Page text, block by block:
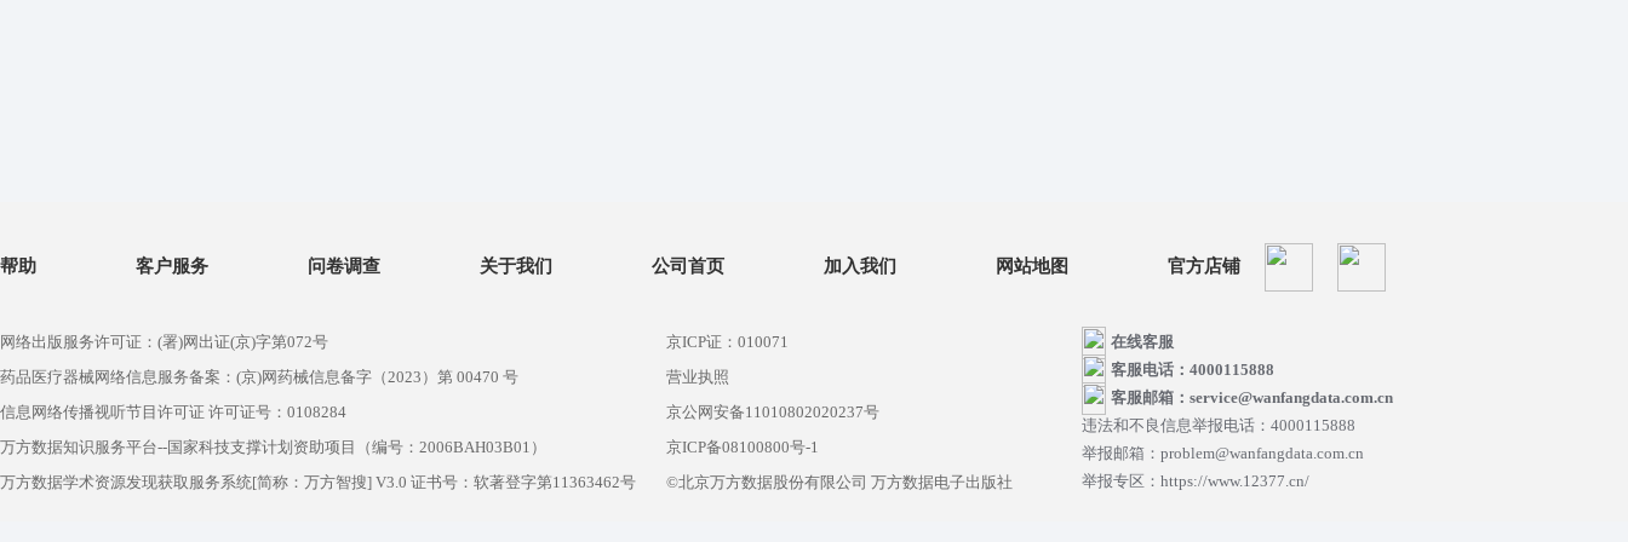
帮助 客户服务 问卷调查 关于我们 公司首页 加入我们 网站地图 官方店铺
网络出版服务许可证：(署)网出证(京)字第072号
药品医疗器械网络信息服务备案：(京)网药械信息备字（2023）第 00470 号
信息网络传播视听节目许可证 许可证号：0108284
万方数据知识服务平台--国家科技支撑计划资助项目（编号：2006BAH03B01）
万方数据学术资源发现获取服务系统[简称：万方智搜] V3.0 证书号：软著登字第11363462号
京ICP证：010071
营业执照
京公网安备11010802020237号
京ICP备08100800号-1
©北京万方数据股份有限公司 万方数据电子出版社
在线客服
客服电话：4000115888
客服邮箱：service@wanfangdata.com.cn
违法和不良信息举报电话：4000115888
举报邮箱：problem@wanfangdata.com.cn
举报专区：https://www.12377.cn/